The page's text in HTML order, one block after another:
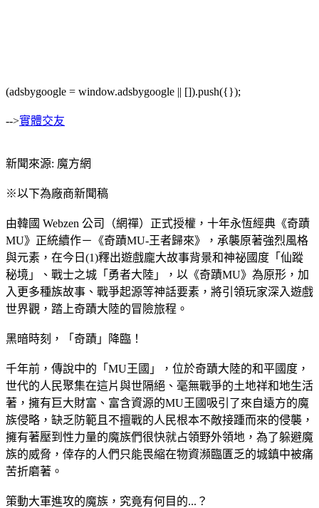
(adsbygoogle = window.adsbygoogle || []).push({});
-->實體交友
新聞來源: 魔方網
※以下為廠商新聞稿
由韓國 Webzen 公司（網禪）正式授權，十年永恆經典《奇蹟
MU》正統續作－《奇蹟MU-王者歸來》，承襲原著強烈風格
與元素，在今日(1)釋出遊戲龐大故事背景和神祕國度「仙蹤
秘境」、戰士之城「勇者大陸」，以《奇蹟MU》為原形，加
入更多種族故事、戰爭起源等神話要素，將引領玩家深入遊戲
世界觀，踏上奇蹟大陸的冒險旅程。
黑暗時刻，「奇蹟」降臨！
千年前，傳說中的「MU王國」，位於奇蹟大陸的和平國度，
世代的人民聚集在這片與世隔絕、毫無戰爭的土地祥和地生活
著，擁有巨大財富、富含資源的MU王國吸引了來自遠方的魔
族侵略，缺乏防範且不擅戰的人民根本不敵接踵而來的侵襲，
擁有著壓到性力量的魔族們很快就占領野外領地，為了躲避魔
族的威脅，倖存的人們只能畏縮在物資瀕臨匱乏的城鎮中被痛
苦折磨著。
策動大軍進攻的魔族，究竟有何目的...？